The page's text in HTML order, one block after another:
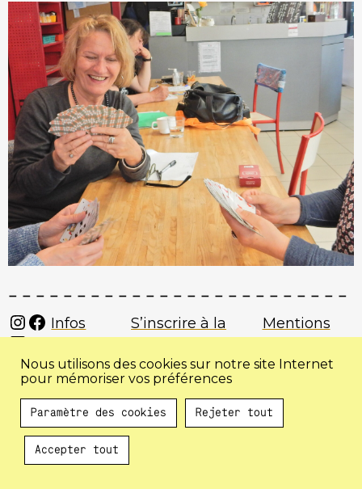
Instagram
Facebook
Mail
Infos
S’inscrire à la
Mentions
Au programme !
Nous utilisons des cookies sur notre site Internet
pour mémoriser vos préférences
Paramètre des cookies Rejeter tout
Accepter tout